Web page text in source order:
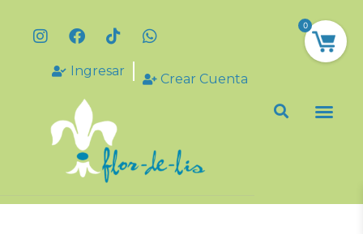
Ingresar
Crear Cuenta
0